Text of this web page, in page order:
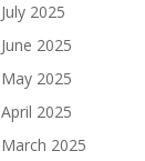
July 2025
June 2025
May 2025
April 2025
March 2025